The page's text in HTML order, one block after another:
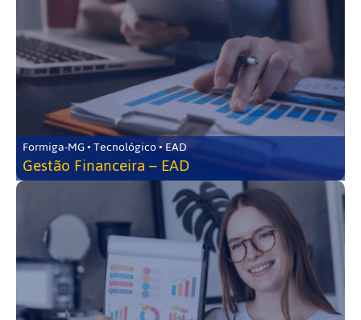
Formiga-MG • Tecnológico • EAD
Gestão Financeira – EAD